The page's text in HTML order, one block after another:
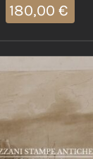
180,00 €